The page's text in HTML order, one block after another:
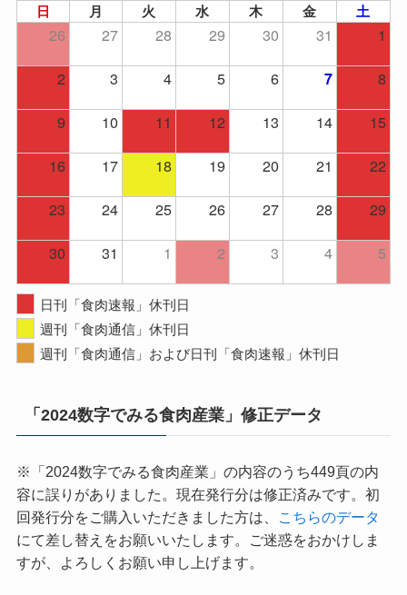
日 月 火 水 木 金 土
26 27 28 29 30 31
1
2
3 4 5 6 7
8
9
10 11 12 13 14
15
16
17 18 19 20 21
22
23
24 25 26 27 28
29
30
31 1 2 3 4 5
日刊「食肉速報」休刊日
週刊「食肉通信」休刊日
週刊「食肉通信」および日刊「食肉速報」休刊日
「2024数字でみる食肉産業」修正データ
※「2024数字でみる食肉産業」の内容のうち449頁の内
容に誤りがありました。現在発行分は修正済みです。初
回発行分をご購入いただきました方は、
こちらのデータ
にて差し替えをお願いいたします。ご迷惑をおかけしま
すが、よろしくお願い申し上げます。